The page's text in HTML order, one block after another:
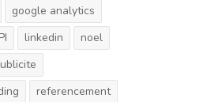
google analytics
linkedin
noel
referencement